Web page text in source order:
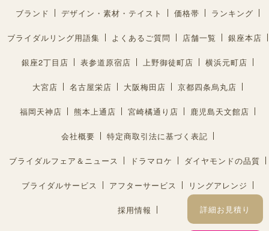
詳細お見積り
ブランド デザイン・素材・テイスト 価格帯 ランキング
ブライダルリング用語集 よくあるご質問 店舗一覧 銀座本店
銀座2丁目店 表参道原宿店 上野御徒町店 横浜元町店
大宮店 名古屋栄店 大阪梅田店 京都四条烏丸店
福岡天神店 熊本上通店 宮崎橘通り店 鹿児島天文館店
会社概要 特定商取引法に基づく表記
ブライダルフェア＆ニュース ドラマロケ ダイヤモンドの品質
ブライダルサービス アフターサービス リングアレンジ
採用情報